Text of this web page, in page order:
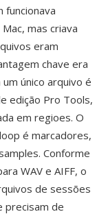
funcionava
mas criava
eram
chave era
único arquivo é
edição Pro Tools,
em regioes. O
é marcadores,
Conforme
WAV e AIFF, o
de sessões
precisam de